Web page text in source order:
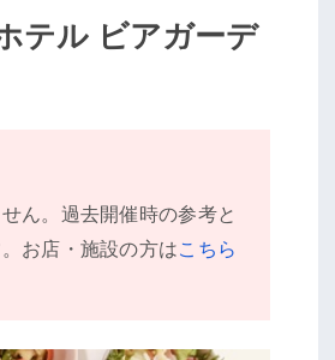
テル ビアガーデ
ん。過去開催時の参考と
お店・施設の方はこちら